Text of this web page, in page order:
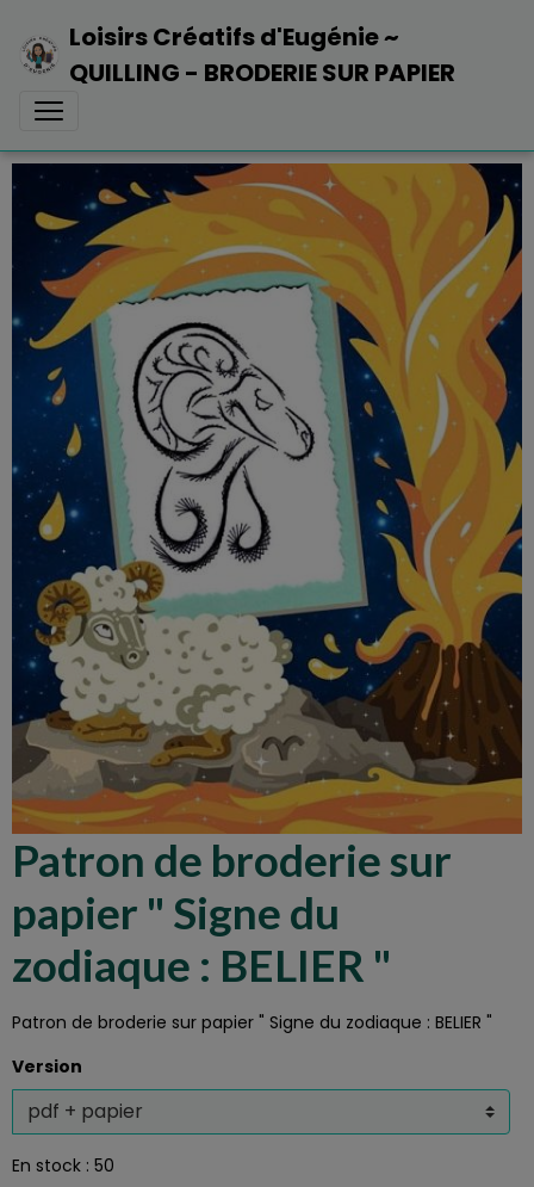
Loisirs Créatifs d'Eugénie ~
QUILLING - BRODERIE SUR PAPIER
Patron de broderie sur
papier " Signe du
zodiaque : BELIER "
Patron de broderie sur papier " Signe du zodiaque : BELIER "
Version
En stock : 50